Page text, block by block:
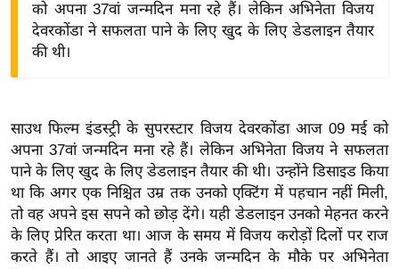
द्यो
वि
शे
ष
ज्ञ
रा
य
को अपना 37वां जन्मदिन मना रहे हैं। लेकिन अभिनेता विजय
देवरकोंडा ने सफलता पाने के लिए खुद के लिए डेडलाइन तैयार
की थी।
साउथ फिल्म इंडस्ट्री के सुपरस्टार विजय देवरकोंडा आज 09 मई को
अपना 37वां जन्मदिन मना रहे हैं। लेकिन अभिनेता विजय ने सफलता
पाने के लिए खुद के लिए डेडलाइन तैयार की थी। उन्होंने डिसाइड किया
था कि अगर एक निश्चित उम्र तक उनको एक्टिंग में पहचान नहीं मिली,
तो वह अपने इस सपने को छोड़ देंगे। यही डेडलाइन उनको मेहनत करने
के लिए प्रेरित करता था। आज के समय में विजय करोड़ों दिलों पर राज
करते हैं। तो आइए जानते हैं उनके जन्मदिन के मौके पर अभिनेता